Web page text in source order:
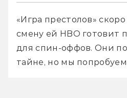
«Игра престолов»
смену ей HBO готовит
для спин-оффов. Они
тайне, но мы попробуем